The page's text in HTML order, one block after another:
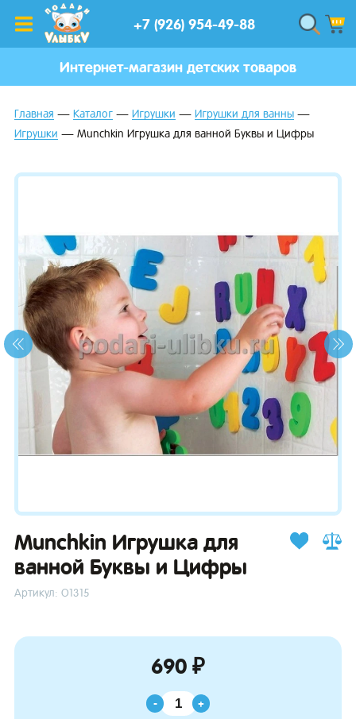
+7 (926) 954-49-88
Интернет-магазин детских товаров
Главная Каталог Игрушки
Игрушки для ванны
Игрушки
Munchkin Игрушка для ванной Буквы и Цифры
Munchkin Игрушка для
ванной Буквы и Цифры
Артикул: О1315
690 ₽
- +